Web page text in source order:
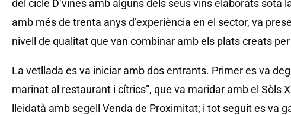
del cicle D’vines amb alguns dels seus vins elaborats sota
amb més de trenta anys d’experiència en el sector, va
nivell de qualitat que van combinar amb els plats creats
La vetllada es va iniciar amb dos entrants. Primer es va
marinat al restaurant i cítrics”, que va maridar amb el Sòls
lleidatà amb segell Venda de Proximitat; i tot seguit es va